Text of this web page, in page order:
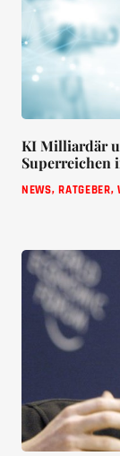
KI Milliardär
Superreichen
NEWS,RATGEBER,